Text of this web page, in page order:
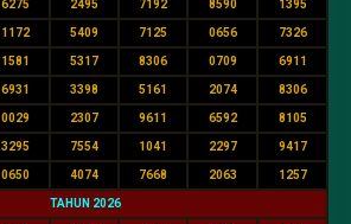
6275 2495 7192 8590 1395
1172 5409 7125 0656 7326
1581 5317 8306 0709 6911
6931 3398 5161 2074 8306
0029 2307 9611 6592 8105
3295 7554 1041 2297 9417
0650 4074 7668 2063 1257
TAHUN 2026